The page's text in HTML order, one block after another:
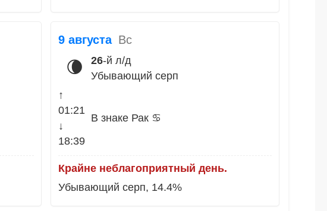
9 августа Вс
🌘 26-й л/д
Убывающий серп
↑
01:21
↓
18:39
В знаке Рак ♋
Крайне неблагоприятный день.
Убывающий серп, 14.4%